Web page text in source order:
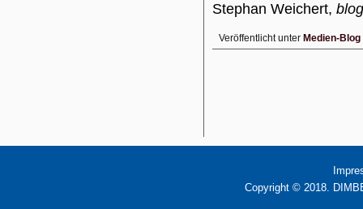
Stephan Weichert,
Veröffentlicht unter Medien-Blog
Copyright © 2018.